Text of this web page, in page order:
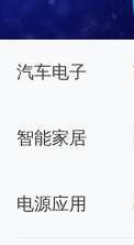
汽车电子
智能家居
电源应用